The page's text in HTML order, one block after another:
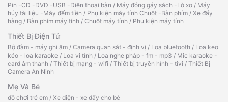
Pin -CD -DVD -USB -Điện thoại bàn / Máy đóng gáy sách -Lò xo / Máy
hủy tài liệu -Máy đếm tiền / Phụ kiện máy tính Chuột -Bàn phím / Xe đẩy
hàng / Bàn phím máy tính / Chuột máy tính / Phụ kiện máy tính
Thiết Bị Điện Tử
Bộ đàm - máy ghi âm / Camera quan sát - định vị / Loa bluetooth / Loa kẹo
kéo - loa karaoke / Loa vi tính / Loa nghe pháp - fm - mp3 / Mic karaoke -
card âm thanh / Thiết bị mạng - wifi / Thiết bị truyền hình - tivi / Thiết Bị
Camera An Ninh
Mẹ Và Bé
đồ chơi trẻ em / Xe điện - xe đẩy cho bé